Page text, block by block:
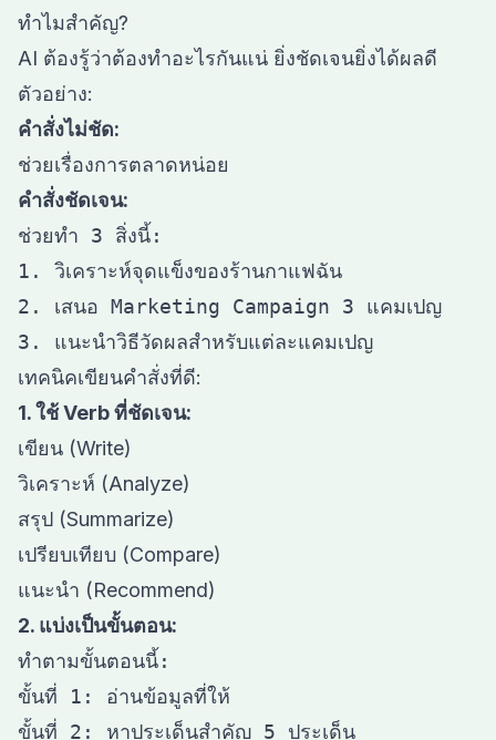
ทำไมสำคัญ?
AI ต้องรู้ว่าต้องทำอะไรกันแน่ ยิ่งชัดเจนยิ่งได้ผลดี
ตัวอย่าง:
คำสั่งไม่ชัด:
คำสั่งชัดเจน:
ช่วยทำ 3 สิ่งนี้:
1. วิเคราะห์จุดแข็งของร้านกาแฟฉัน
2. เสนอ Marketing Campaign 3 แคมเปญ
เทคนิคเขียนคำสั่งที่ดี:
1. ใช้ Verb ที่ชัดเจน:
เขียน (Write)
วิเคราะห์ (Analyze)
สรุป (Summarize)
เปรียบเทียบ (Compare)
แนะนำ (Recommend)
2. แบ่งเป็นขั้นตอน:
ทำตามขั้นตอนนี้:
ขั้นที่ 1: อ่านข้อมูลที่ให้
ขั้นที่ 2: หาประเด็นสำคัญ 5 ประเด็น